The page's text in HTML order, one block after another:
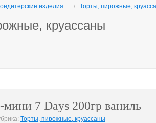
изделия / Торты, пирожные,
круассаны
7 Days 200гр ваниль
Торты, пирожные, круассаны